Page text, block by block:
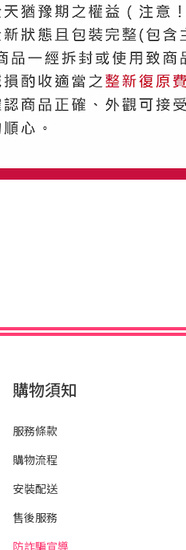
購物須知
服務條款
購物流程
安裝配送
售後服務
防詐騙宣導